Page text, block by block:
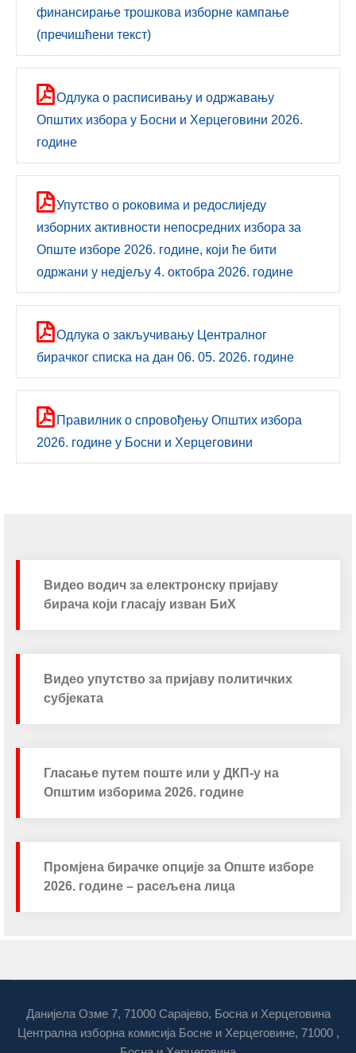
финансирање трошкова изборне кампање
(пречишћени текст)
Одлукa о расписивању и одржавању
Општих избора у Босни и Херцеговини 2026.
године
Упутствo о роковима и редослиједу
изборних активности непосредних избора за
Опште изборе 2026. године, који ће бити
одржани у недјељу 4. октобра 2026. године
Одлукa о закључивању Централног
бирачког списка на дан 06. 05. 2026. године
Правилник о спровођењу Општих избора
2026. године у Босни и Херцеговини
Видео водич за електронску пријаву
бирача који гласају изван БиХ
Видео упутство за пријаву политичких
субјеката
Гласање путем поште или у ДКП-у на
Општим изборима 2026. године
Промјена бирачке опције за Опште изборе
2026. године – расељена лица
Данијела Озме 7, 71000 Сарајево, Босна и Херцеговина
Централна изборна комисија Босне и Херцеговине, 71000 ,